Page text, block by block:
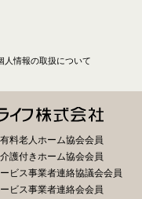
人情報の取扱について
料老人ホーム協会会員
護付きホーム協会会員
ビス事業者連絡協議会会員
ビス事業者連絡会会員